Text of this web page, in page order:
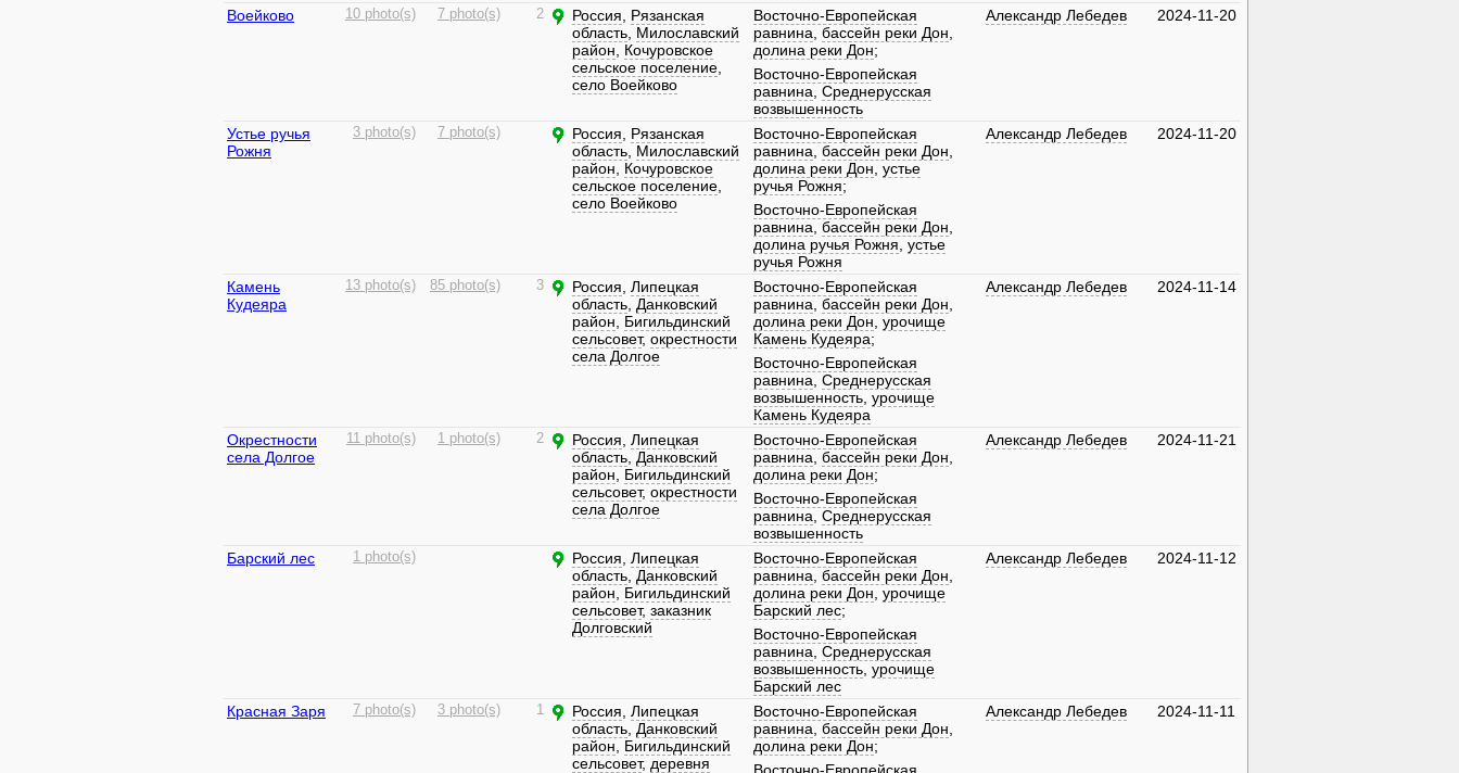
Воейково 10 photo(s) 7 photo(s) 2 Россия
Рязанская
область Милославский
район
Кочуровское
сельское поселение
село Воейково
Восточно-Европейская
равнина бассейн реки Дон
долина реки Дон;
Восточно-Европейская
равнина Среднерусская
возвышенность
Александр Лебедев 2024-11-20
Устье ручья
Рожня
3 photo(s) 7 photo(s) Россия
Рязанская
область Милославский
район
Кочуровское
сельское поселение
село Воейково
Восточно-Европейская
равнина бассейн реки Дон
долина реки Дон устье
ручья Рожня;
Восточно-Европейская
равнина бассейн реки Дон
долина ручья Рожня устье
ручья Рожня
Александр Лебедев 2024-11-20
Камень
Кудеяра
13 photo(s) 85 photo(s) 3 Россия Липецкая
область Данковский
район
Бигильдинский
сельсовет, окрестности
села Долгое
Восточно-Европейская
равнина бассейн реки Дон
долина реки Дон урочище
Камень Кудеяра;
Восточно-Европейская
равнина Среднерусская
возвышенность урочище
Камень Кудеяра
Александр Лебедев 2024-11-14
Окрестности
села Долгое
11 photo(s) 1 photo(s) 2 Россия Липецкая
область Данковский
район
Бигильдинский
сельсовет, окрестности
села Долгое
Восточно-Европейская
равнина бассейн реки Дон
долина реки Дон;
Восточно-Европейская
равнина Среднерусская
возвышенность
Александр Лебедев 2024-11-21
Барский лес 1 photo(s) Россия Липецкая
область Данковский
район
Бигильдинский
сельсовет, заказник
Долговский
Восточно-Европейская
равнина бассейн реки Дон
долина реки Дон урочище
Барский лес;
Восточно-Европейская
равнина Среднерусская
возвышенность урочище
Барский лес
Александр Лебедев 2024-11-12
Красная Заря 7 photo(s) 3 photo(s) 1 Россия Липецкая
область Данковский
район
Бигильдинский
сельсовет, деревня
Восточно-Европейская
равнина бассейн реки Дон
долина реки Дон;
Александр Лебедев 2024-11-11